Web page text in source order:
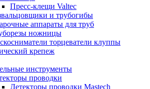
Пресс-клещи Valtec
и трубогибы
аппараты для труб
ножницы
торцеватели клуппы
крепеж
инструменты
проводки
Детекторы проводки Mastech